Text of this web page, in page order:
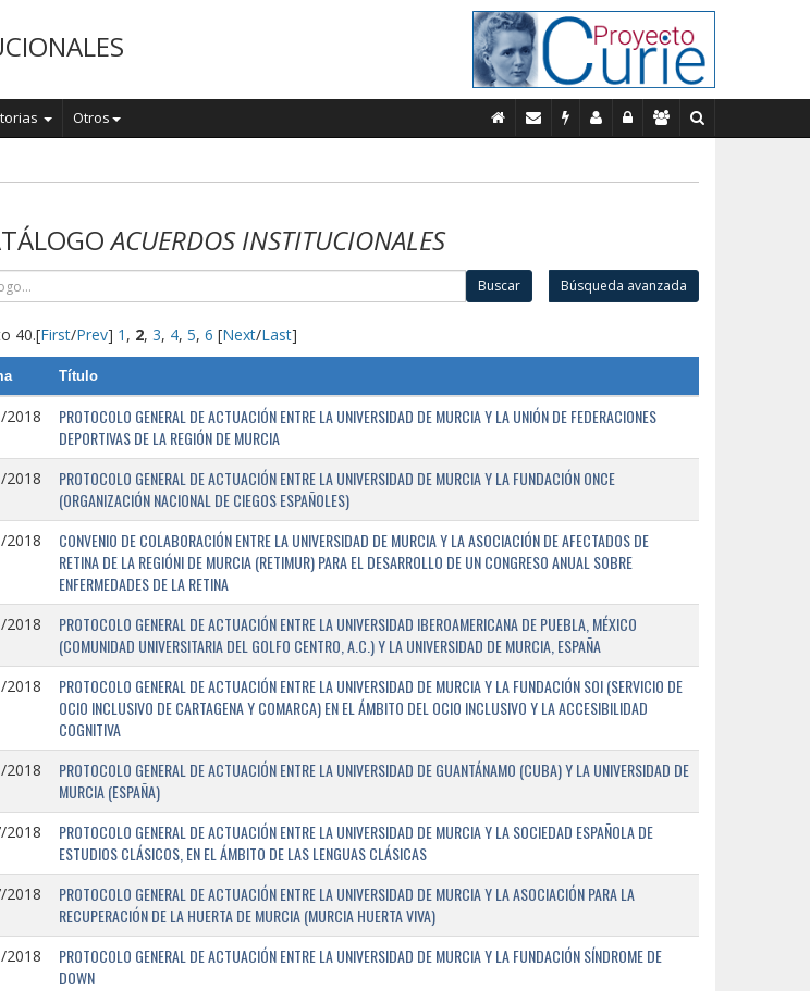
Otros
ACUERDOS INSTITUCIONALES
Buscar Búsqueda avanzada
40.[First/Prev] 1 , 2, 3, 4, 5, 6 [Next/Last]
Título
2018
PROTOCOLO GENERAL DE ACTUACIÓN ENTRE LA UNIVERSIDAD DE MURCIA Y LA UNIÓN DE FEDERACIONES
DEPORTIVAS DE LA REGIÓN DE MURCIA
2018
PROTOCOLO GENERAL DE ACTUACIÓN ENTRE LA UNIVERSIDAD DE MURCIA Y LA FUNDACIÓN ONCE
(ORGANIZACIÓN NACIONAL DE CIEGOS ESPAÑOLES)
2018
CONVENIO DE COLABORACIÓN ENTRE LA UNIVERSIDAD DE MURCIA Y LA ASOCIACIÓN DE AFECTADOS DE
RETINA DE LA REGIÓNI DE MURCIA (RETIMUR) PARA EL DESARROLLO DE UN CONGRESO ANUAL SOBRE
ENFERMEDADES DE LA RETINA
2018
PROTOCOLO GENERAL DE ACTUACIÓN ENTRE LA UNIVERSIDAD IBEROAMERICANA DE PUEBLA, MÉXICO
(COMUNIDAD UNIVERSITARIA DEL GOLFO CENTRO, A.C.) Y LA UNIVERSIDAD DE MURCIA, ESPAÑA
2018
PROTOCOLO GENERAL DE ACTUACIÓN ENTRE LA UNIVERSIDAD DE MURCIA Y LA FUNDACIÓN SOI (SERVICIO DE
OCIO INCLUSIVO DE CARTAGENA Y COMARCA) EN EL ÁMBITO DEL OCIO INCLUSIVO Y LA ACCESIBILIDAD
COGNITIVA
2018
PROTOCOLO GENERAL DE ACTUACIÓN ENTRE LA UNIVERSIDAD DE GUANTÁNAMO (CUBA) Y LA UNIVERSIDAD DE
MURCIA (ESPAÑA)
2018
PROTOCOLO GENERAL DE ACTUACIÓN ENTRE LA UNIVERSIDAD DE MURCIA Y LA SOCIEDAD ESPAÑOLA DE
ESTUDIOS CLÁSICOS, EN EL ÁMBITO DE LAS LENGUAS CLÁSICAS
2018
PROTOCOLO GENERAL DE ACTUACIÓN ENTRE LA UNIVERSIDAD DE MURCIA Y LA ASOCIACIÓN PARA LA
RECUPERACIÓN DE LA HUERTA DE MURCIA (MURCIA HUERTA VIVA)
2018
PROTOCOLO GENERAL DE ACTUACIÓN ENTRE LA UNIVERSIDAD DE MURCIA Y LA FUNDACIÓN SÍNDROME DE
DOWN